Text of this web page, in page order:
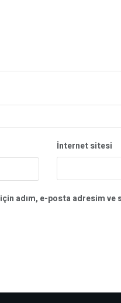
İnternet sitesi
adım, e-posta adresim ve